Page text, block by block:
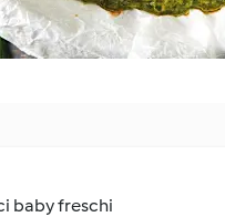
baby freschi